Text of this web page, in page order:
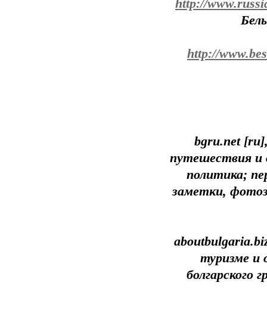
http://
http://
bgru.net
путешествия и
политика;
заметки,
туризме и
болгарского